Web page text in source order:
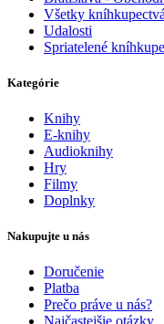
Všetky kníhkupectvá
Udalosti
Spriatelené
Kategórie
Knihy
E-knihy
Audioknihy
Hry
Filmy
Doplnky
Nakupujte u nás
Doručenie
Platba
Prečo práve u nás?